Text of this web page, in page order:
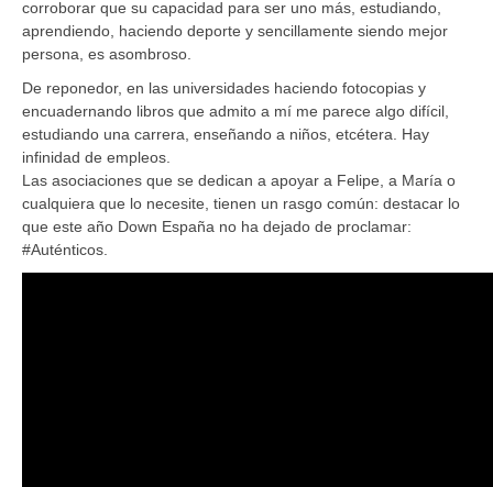
corroborar que su capacidad para ser uno más, estudiando,
aprendiendo, haciendo deporte y sencillamente siendo mejor
persona, es asombroso.
De reponedor, en las universidades haciendo fotocopias y
encuadernando libros que admito a mí me parece algo difícil,
estudiando una carrera, enseñando a niños, etcétera. Hay
infinidad de empleos.
Las asociaciones que se dedican a apoyar a Felipe, a María o
cualquiera que lo necesite, tienen un rasgo común: destacar lo
que este año Down España no ha dejado de proclamar:
#Auténticos.